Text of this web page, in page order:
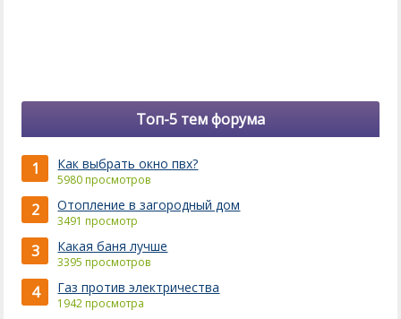
Топ-5 тем форума
1 Как выбрать окно пвх?
5980 просмотров
2 Отопление в загородный дом
3491 просмотр
3 Какая баня лучше
3395 просмотров
4 Газ против электричества
1942 просмотра